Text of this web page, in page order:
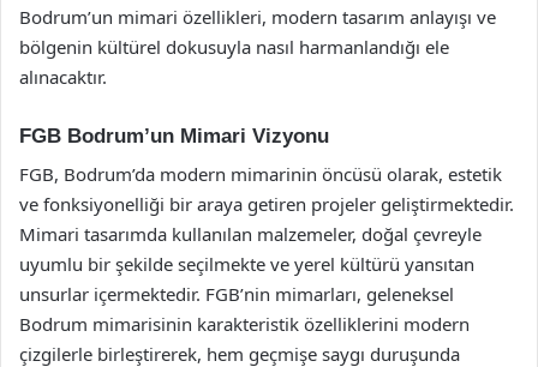
Bodrum’un mimari özellikleri, modern tasarım anlayışı ve
bölgenin kültürel dokusuyla nasıl harmanlandığı ele
alınacaktır.
FGB Bodrum’un Mimari Vizyonu
FGB, Bodrum’da modern mimarinin öncüsü olarak, estetik
ve fonksiyonelliği bir araya getiren projeler geliştirmektedir.
Mimari tasarımda kullanılan malzemeler, doğal çevreyle
uyumlu bir şekilde seçilmekte ve yerel kültürü yansıtan
unsurlar içermektedir. FGB’nin mimarları, geleneksel
Bodrum mimarisinin karakteristik özelliklerini modern
çizgilerle birleştirerek, hem geçmişe saygı duruşunda